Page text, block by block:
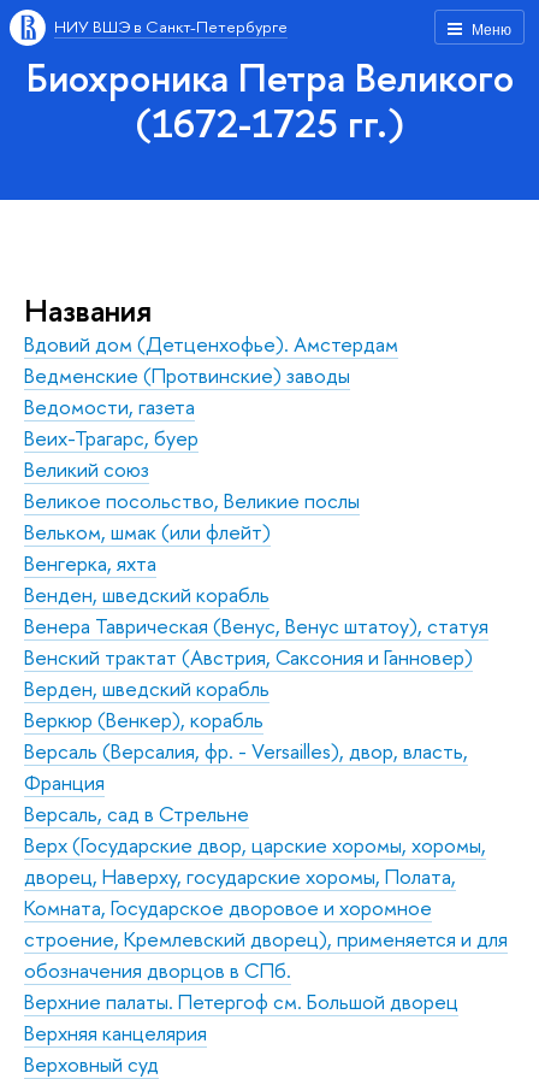
Меню
НИУ ВШЭ в Санкт-Петербурге
Биохроника Петра Великого
(1672-1725 гг.)
Названия
Вдовий дом (Детценхофье). Амстердам
Ведменские (Протвинские) заводы
Ведомости, газета
Веих-Трагарс, буер
Великий союз
Великое посольство, Великие послы
Вельком, шмак (или флейт)
Венгерка, яхта
Венден, шведский корабль
Венера Таврическая (Венус, Венус штатоу), статуя
Венский трактат (Австрия, Саксония и Ганновер)
Верден, шведский корабль
Веркюр (Венкер), корабль
Версаль (Версалия, фр. - Versailles), двор, власть,
Франция
Версаль, сад в Стрельне
Верх (Государские двор, царские хоромы, хоромы,
дворец, Наверху, государские хоромы, Полата,
Комната, Государское дворовое и хоромное
строение, Кремлевский дворец), применяется и для
обозначения дворцов в СПб.
Верхние палаты. Петергоф см. Большой дворец
Верхняя канцелярия
Верховный суд